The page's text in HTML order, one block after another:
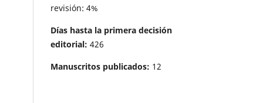
revisión: 4%
Días hasta la primera decisión
editorial: 426
Manuscritos publicados: 12